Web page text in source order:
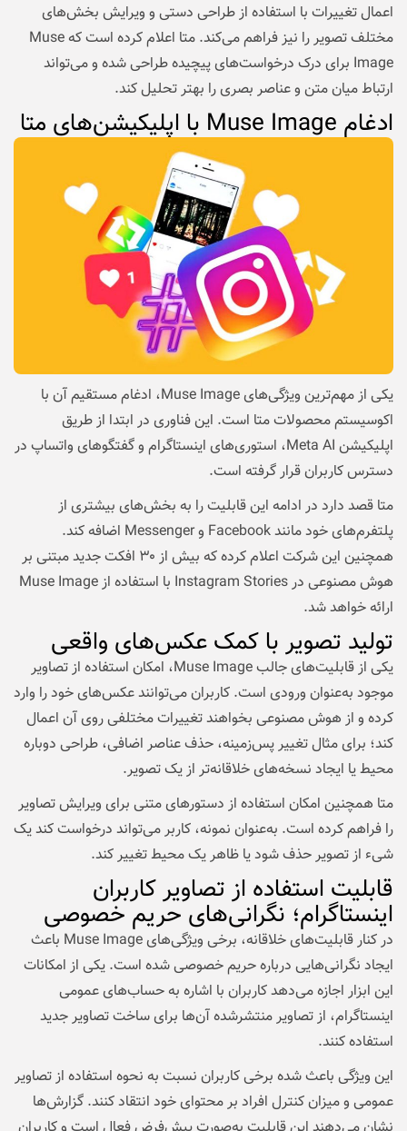
اعمال تغییرات با استفاده از طراحی دستی و ویرایش بخش‌های
مختلف تصویر را نیز فراهم می‌کند. متا اعلام کرده است که Muse
Image برای درک درخواست‌های پیچیده طراحی شده و می‌تواند
ارتباط میان متن و عناصر بصری را بهتر تحلیل کند.
ادغام Muse Image با اپلیکیشن‌های متا
یکی از مهم‌ترین ویژگی‌های Muse Image، ادغام مستقیم آن با
اکوسیستم محصولات متا است. این فناوری در ابتدا از طریق
اپلیکیشن Meta AI، استوری‌های اینستاگرام و گفتگوهای واتساپ در
دسترس کاربران قرار گرفته است.
متا قصد دارد در ادامه این قابلیت را به بخش‌های بیشتری از
پلتفرم‌های خود مانند Facebook و Messenger اضافه کند.
همچنین این شرکت اعلام کرده که بیش از ۳۰ افکت جدید مبتنی بر
هوش مصنوعی در Instagram Stories با استفاده از Muse Image
ارائه خواهد شد.
تولید تصویر با کمک عکس‌های واقعی
یکی از قابلیت‌های جالب Muse Image، امکان استفاده از تصاویر
موجود به‌عنوان ورودی است. کاربران می‌توانند عکس‌های خود را وارد
کرده و از هوش مصنوعی بخواهند تغییرات مختلفی روی آن اعمال
کند؛ برای مثال تغییر پس‌زمینه، حذف عناصر اضافی، طراحی دوباره
محیط یا ایجاد نسخه‌های خلاقانه‌تر از یک تصویر.
متا همچنین امکان استفاده از دستورهای متنی برای ویرایش تصاویر
را فراهم کرده است. به‌عنوان نمونه، کاربر می‌تواند درخواست کند یک
شیء از تصویر حذف شود یا ظاهر یک محیط تغییر کند.
قابلیت استفاده از تصاویر کاربران
اینستاگرام؛ نگرانی‌های حریم خصوصی
در کنار قابلیت‌های خلاقانه، برخی ویژگی‌های Muse Image باعث
ایجاد نگرانی‌هایی درباره حریم خصوصی شده است. یکی از امکانات
این ابزار اجازه می‌دهد کاربران با اشاره به حساب‌های عمومی
اینستاگرام، از تصاویر منتشرشده آن‌ها برای ساخت تصاویر جدید
استفاده کنند.
این ویژگی باعث شده برخی کاربران نسبت به نحوه استفاده از تصاویر
عمومی و میزان کنترل افراد بر محتوای خود انتقاد کنند. گزارش‌ها